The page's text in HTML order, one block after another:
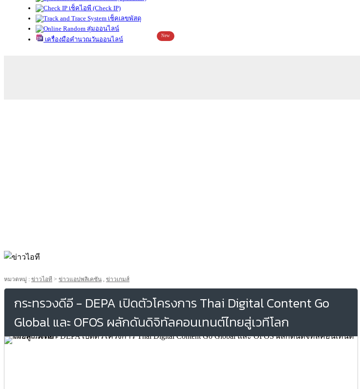
เช็คไอพี (Check IP)
เช็คเลขพัสดุ
สุ่มออนไลน์
เครื่องมือคำนวณวันออนไลน์
New
หมวดหมู่ : ข่าวไอที > ข่าวแอปพลิเคชัน , ข่าวเกมส์
กระทรวงดีอี - DEPA เปิดตัวโครงการ Thai Digital Content Go
Global และ OFOS ผลักดันดิจิทัลคอนเทนต์ไทยสู่เวทีโลก